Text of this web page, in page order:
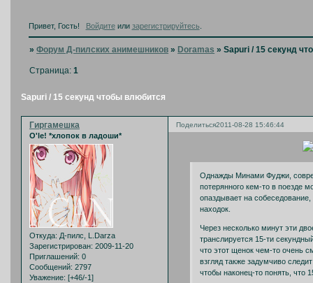
Привет, Гость! Войдитеили зарегистрируйтесь
»Форум Д-пилских анимешников » Doramas »Sapuri / 15 секунд
Sapuri / 15 секунд чтобы влюбится
Страница:1
Поделиться2011-08-28 15:46:44
Гиргамешка
O'le! *хлопок в ладоши*
Откуда: Д-пилс, L.Darza
Зарегистрирован: 2009-11-20
Приглашений: 0
Сообщений: 2797
Уважение: [+46/-1]
Однажды Минами Фуджи,
потерянного кем-то в поезде
опаздывает на
находок.
Через несколько минут эти
транслируется 15-ти
что этот щенок чем-то очень
взгляд также задумчиво
чтобы наконец-то понять, что